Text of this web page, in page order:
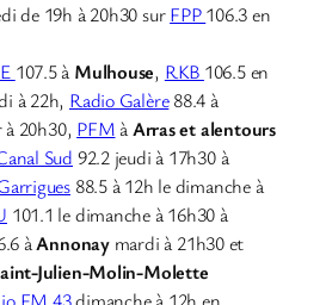
de 19h à 20h30 surFPP106.3 en
107.5 à Mulhouse, RKB 106.5 en
à 22h, Radio Galère88.4 à
20h30, PFMàArras et alentours
Sud 92.2 jeudi à 17h30 à
88.5 à 12h le dimanche à
101.1 le dimanche à 16h30 à
àAnnonay mardi à 21h30 et
Julien-Molin-Molette